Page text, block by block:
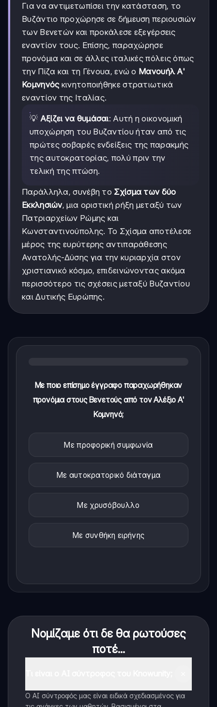
Για να αντιμετωπίσει την κατάσταση, το
Βυζάντιο προχώρησε σε δήμευση περιουσιών
των Βενετών και προκάλεσε εξεγέρσεις
εναντίον τους. Επίσης, παραχώρησε
προνόμια και σε άλλες ιταλικές πόλεις όπως
την Πίζα και τη Γένουα, ενώ ο Μανουήλ Α'
Κομνηνόςκινητοποιήθηκε στρατιωτικά
εναντίον της Ιταλίας.
💡 Αξίζει να θυμάσαι: Αυτή η οικονομική
υποχώρηση του Βυζαντίου ήταν από τις
πρώτες σοβαρές ενδείξεις της παρακμής
της αυτοκρατορίας, πολύ πριν την
τελική της πτώση.
Παράλληλα, συνέβη το Σχίσμα των δύο
Εκκλησιών, μια οριστική ρήξη μεταξύ των
Πατριαρχείων Ρώμης και
Κωνσταντινούπολης. Το Σχίσμα αποτέλεσε
μέρος της ευρύτερης αντιπαράθεσης
Ανατολής-Δύσης για την κυριαρχία στον
χριστιανικό κόσμο, επιδεινώνοντας ακόμα
περισσότερο τις σχέσεις μεταξύ Βυζαντίου
και Δυτικής Ευρώπης.
Με ποιο επίσημο έγγραφο παραχωρήθηκαν
προνόμια στους Βενετούς από τον Αλέξιο Α'
Κομνηνό;
Με προφορική συμφωνία
Με αυτοκρατορικό διάταγμα
Με χρυσόβουλλο
Με συνθήκη ειρήνης
Νομίζαμε ότι δε θα ρωτούσες
ποτέ...
Ο AI σύντροφός μας είναι ειδικά σχεδιασμένος για